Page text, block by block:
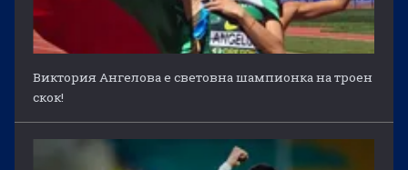
Виктория Ангелова е световна шампионка на троен
скок!